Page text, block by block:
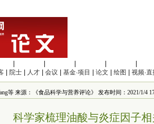
院士 人才 会议 基金·项目 论文 绘图 视频·直
等 来源：《食品科学与营养评论》 发布时间：2021/1/4
科学家梳理油酸与炎症因子